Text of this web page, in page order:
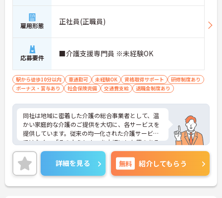
雇用形態 正社員(正職員)
応募要件 ■介護支援専門員 ※未経験OK
駅から徒歩10分以内 車通勤可 未経験OK 資格取得サポート
研修制度あり
ボーナス・賞与あり
社会保険完備 交通費支給 退職金制度あり
同社は地域に密着した介護の総合事業者として、温
かい家庭的な介護のご提供を大切に、各サービスを
提供しています。従来の均一化された介護サービス
ではなく、「その人らしさ」を大切にした夢のある
暮らしを楽しんでいただくため、音楽療法士による
ミモザ楽団コンサート、「生涯現役塾」や「“奏”快
体操」といったオリジナルプログラム、ドイツ式リ
ハビリ機器やヒューマノイドロボットの導入等、
様々な取り組みも行っています。
詳細を見る 無料 紹介してもらう